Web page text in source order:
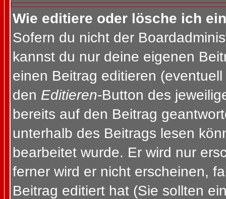
Wie editiere oder lösche ich
Sofern du nicht der
kannst du nur deine eigenen
einen Beitrag editieren
den Editieren-Button des
bereits auf den Beitrag
unterhalb des Beitrags lesen
bearbeitet wurde. Er wird nur
ferner wird er nicht erscheinen,
Beitrag editiert hat (Sie sollten